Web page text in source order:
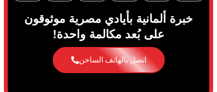
خبرة ألمانية بأيادي مصرية موثوقون
على بُعد مكالمة واحدة!
اتصل بالهاتف الساخن